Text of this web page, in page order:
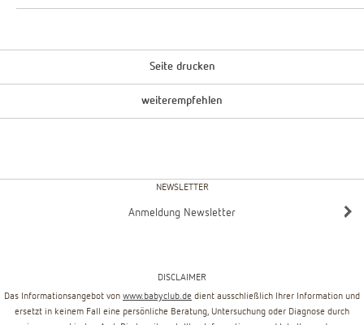
Seite drucken
weiterempfehlen
NEWSLETTER
Anmeldung Newsletter
DISCLAIMER
Das Informationsangebot von www.babyclub.de dient ausschließlich Ihrer Information und
ersetzt in keinem Fall eine persönliche Beratung, Untersuchung oder Diagnose durch